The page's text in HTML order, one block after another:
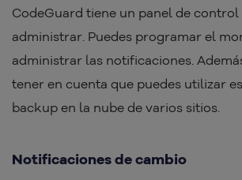
CodeGuard tiene un panel de
administrar. Puedes programar el
administrar las notificaciones.
tener en cuenta que puedes utilizar
backup en la nube de varios sitios.
Notificaciones de cambio